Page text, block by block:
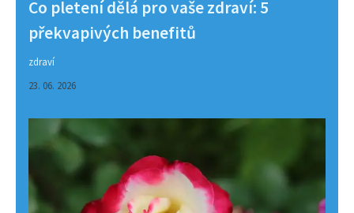
Co pletení dělá pro vaše zdraví: 5
překvapivých benefitů
zdraví
23. 06. 2026